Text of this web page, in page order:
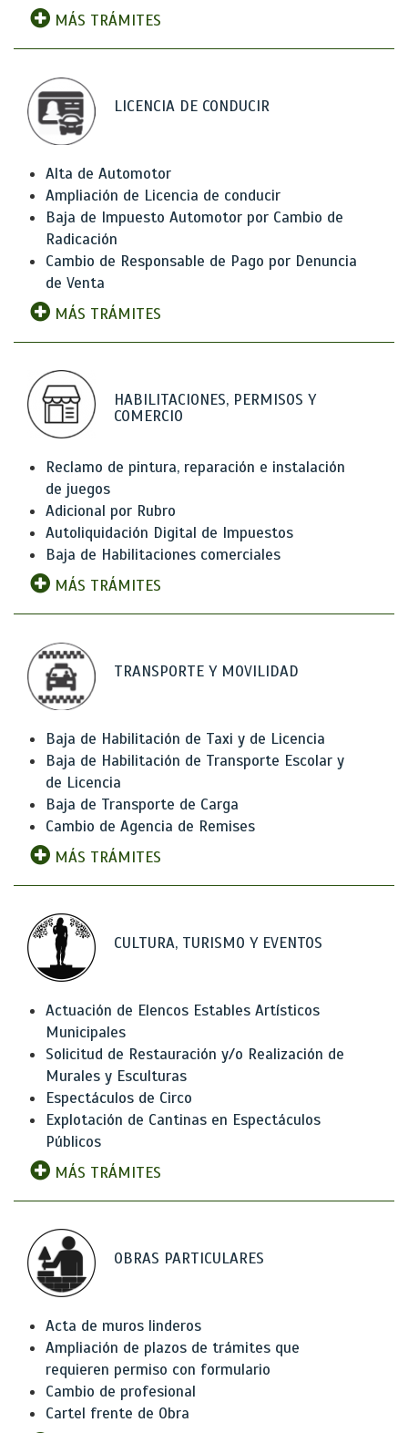
MÁS TRÁMITES
LICENCIA DE CONDUCIR
Alta de Automotor
Ampliación de Licencia de conducir
Baja de Impuesto Automotor por Cambio de
Radicación
Cambio de Responsable de Pago por Denuncia
de Venta
MÁS TRÁMITES
HABILITACIONES, PERMISOS Y
COMERCIO
Reclamo de pintura, reparación e instalación
de juegos
Adicional por Rubro
Autoliquidación Digital de Impuestos
Baja de Habilitaciones comerciales
MÁS TRÁMITES
TRANSPORTE Y MOVILIDAD
Baja de Habilitación de Taxi y de Licencia
Baja de Habilitación de Transporte Escolar y
de Licencia
Baja de Transporte de Carga
Cambio de Agencia de Remises
MÁS TRÁMITES
CULTURA, TURISMO Y EVENTOS
Actuación de Elencos Estables Artísticos
Municipales
Solicitud de Restauración y/o Realización de
Murales y Esculturas
Espectáculos de Circo
Explotación de Cantinas en Espectáculos
Públicos
MÁS TRÁMITES
OBRAS PARTICULARES
Acta de muros linderos
Ampliación de plazos de trámites que
requieren permiso con formulario
Cambio de profesional
Cartel frente de Obra